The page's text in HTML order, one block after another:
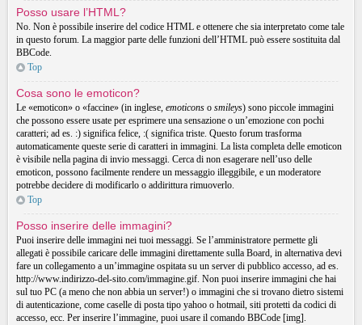
Posso usare l’HTML?
No. Non è possibile inserire del codice HTML e ottenere che sia interpretato come tale
in questo forum. La maggior parte delle funzioni dell’HTML può essere sostituita dal
BBCode.
Top
Cosa sono le emoticon?
Le «emoticon» o «faccine» (in inglese, emoticons o smileys) sono piccole immagini
che possono essere usate per esprimere una sensazione o un’emozione con pochi
caratteri; ad es. :) significa felice, :( significa triste. Questo forum trasforma
automaticamente queste serie di caratteri in immagini. La lista completa delle emoticon
è visibile nella pagina di invio messaggi. Cerca di non esagerare nell’uso delle
emoticon, possono facilmente rendere un messaggio illeggibile, e un moderatore
potrebbe decidere di modificarlo o addirittura rimuoverlo.
Top
Posso inserire delle immagini?
Puoi inserire delle immagini nei tuoi messaggi. Se l’amministratore permette gli
allegati è possibile caricare delle immagini direttamente sulla Board, in alternativa devi
fare un collegamento a un’immagine ospitata su un server di pubblico accesso, ad es.
http://www.indirizzo-del-sito.com/immagine.gif. Non puoi inserire immagini che hai
sul tuo PC (a meno che non abbia un server!) o immagini che si trovano dietro sistemi
di autenticazione, come caselle di posta tipo yahoo o hotmail, siti protetti da codici di
accesso, ecc. Per inserire l’immagine, puoi usare il comando BBCode [img].